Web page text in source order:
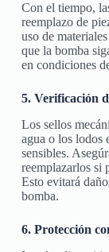
Con el tiempo,
reemplazo de
uso de
que la bomba
en condiciones
5. Verificación
Los sellos
agua o los lodos
sensibles.
reemplazarlos si
Esto evitará
bomba.
6. Protección